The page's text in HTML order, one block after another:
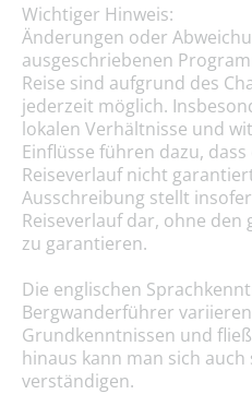
Wichtiger Hinweis:
Änderungen oder
ausgeschriebenen
Reise sind aufgrund des
jederzeit möglich.
lokalen Verhältnisse und
Einflüsse führen dazu,
Reiseverlauf nicht
Ausschreibung stellt
Reiseverlauf dar, ohne den
zu garantieren.
Die englischen
Bergwanderführer
Grundkenntnissen und
hinaus kann man sich
verständigen.